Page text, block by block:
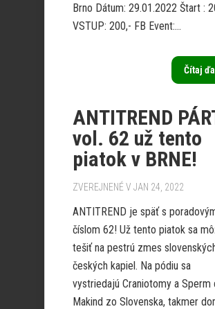
Brno Dátum: 29.01.2022 Štart :
VSTUP: 200,- FB Event:...
Čítaj
ANTITREND
vol. 62 už tento
piatok v BRNE!
ZVEREJNENÉ V JAN 24, 2022
ANTITREND je späť s
číslom 62! Už tento piatok sa
tešiť na pestrú zmes
českých kapiel. Na pódiu sa
vystriedajú Craniotomy a Sperm
Makind zo Slovenska, takmer